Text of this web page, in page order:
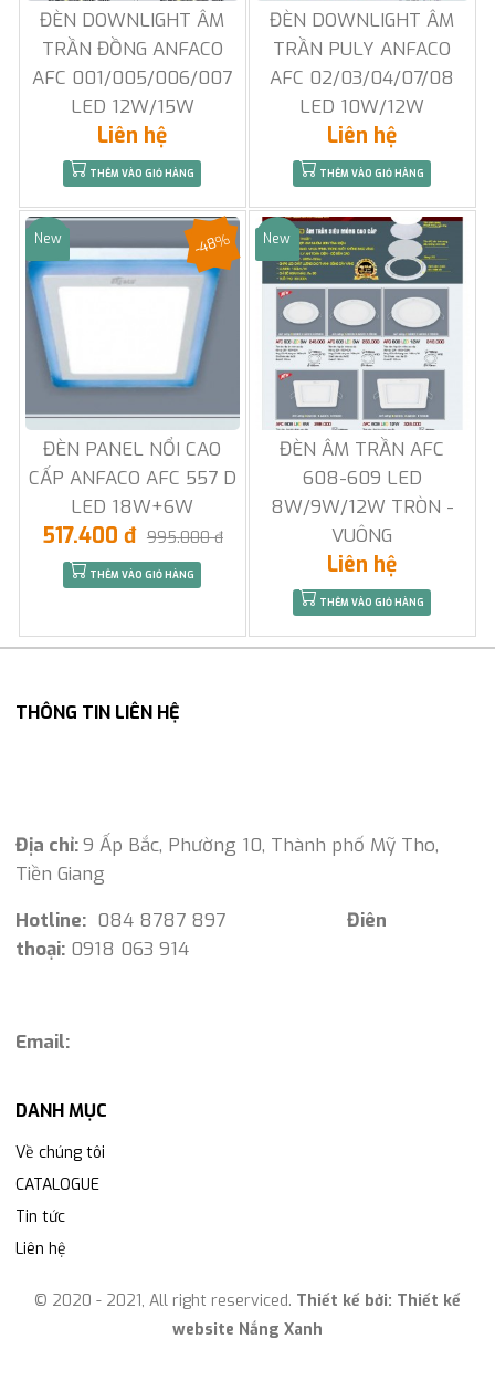
ĐÈN DOWNLIGHT ÂM
TRẦN ĐỒNG ANFACO
AFC 001/005/006/007
LED 12W/15W
Liên hệ
THÊM VÀO GIỎ HÀNG
ĐÈN DOWNLIGHT ÂM
TRẦN PULY ANFACO
AFC 02/03/04/07/08
LED 10W/12W
Liên hệ
THÊM VÀO GIỎ HÀNG
Sale
New
ĐÈN PANEL NỔI CAO
CẤP ANFACO AFC 557 D
LED 18W+6W
-48%
517.400 đ 995.000 đ
THÊM VÀO GIỎ HÀNG
Sale
New
ĐÈN ÂM TRẦN AFC
608-609 LED
8W/9W/12W TRÒN -
VUÔNG
Liên hệ
THÊM VÀO GIỎ HÀNG
THÔNG TIN LIÊN HỆ
Địa chỉ:9 Ấp Bắc, Phường 10, Thành phố Mỹ Tho,
Tiền Giang
Hotline: 084 8787 897 Điên
thoại: 0918 063 914
Email:
DANH MỤC
Về chúng tôi
CATALOGUE
Tin tức
Liên hệ
© 2020 - 2021, All right reserviced. Thiết kế bởi: Thiết kế
website Nắng Xanh